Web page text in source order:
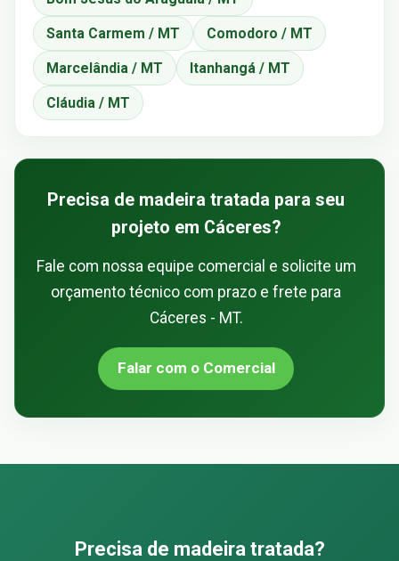
Santa Carmem / MT Comodoro / MT
Marcelândia / MT Itanhangá / MT
Cláudia / MT
Precisa de madeira tratada para seu
projeto em Cáceres?
Fale com nossa equipe comercial e solicite um
orçamento técnico com prazo e frete para
Cáceres - MT.
Falar com o Comercial
Precisa de madeira tratada?